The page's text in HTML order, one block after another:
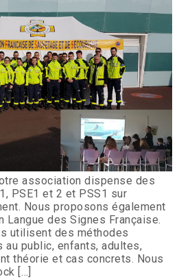
association dispense des
PSE1 et 2 et PSS1 sur
Nous proposons également
des Signes Française.
utilisent des méthodes
public, enfants, adultes,
théorie et cas concrets. Nous
[…]